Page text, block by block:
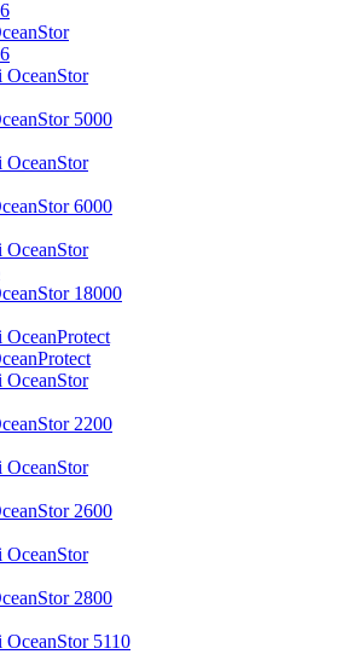
5000
6000
18000
2200
2600
2800